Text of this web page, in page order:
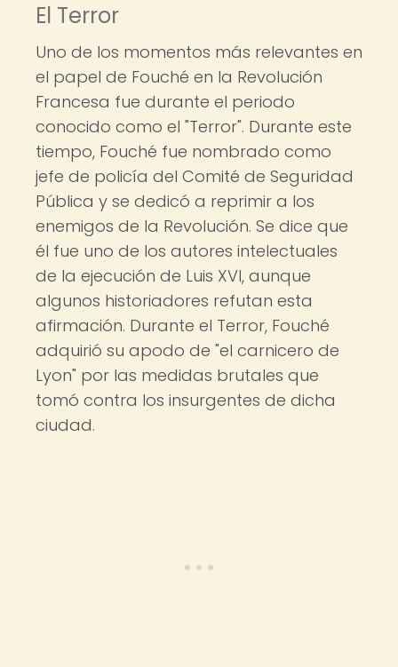
El Terror
Uno de los momentos más relevantes en
el papel de Fouché en la Revolución
Francesa fue durante el periodo
conocido como el "Terror". Durante este
tiempo, Fouché fue nombrado como
jefe de policía del Comité de Seguridad
Pública y se dedicó a reprimir a los
enemigos de la Revolución. Se dice que
él fue uno de los autores intelectuales
de la ejecución de Luis XVI, aunque
algunos historiadores refutan esta
afirmación. Durante el Terror, Fouché
adquirió su apodo de "el carnicero de
Lyon" por las medidas brutales que
tomó contra los insurgentes de dicha
ciudad.